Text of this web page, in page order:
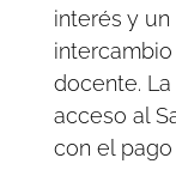
interés y
docente.
acceso al
con el